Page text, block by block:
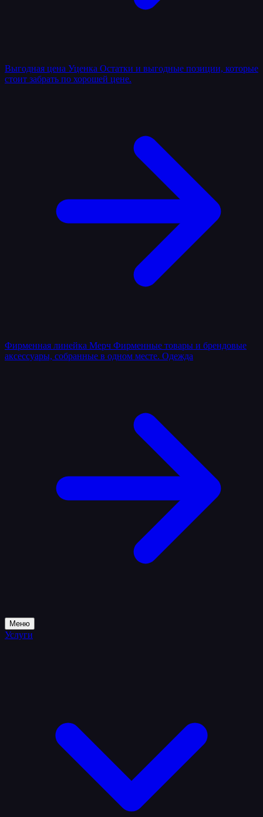
Выгодная цена Уценка Остатки и выгодные позиции, которые
стоит забрать по хорошей цене.
Фирменная линейка Мерч Фирменные товары и брендовые
аксессуары, собранные в одном месте. Одежда
Меню
Услуги